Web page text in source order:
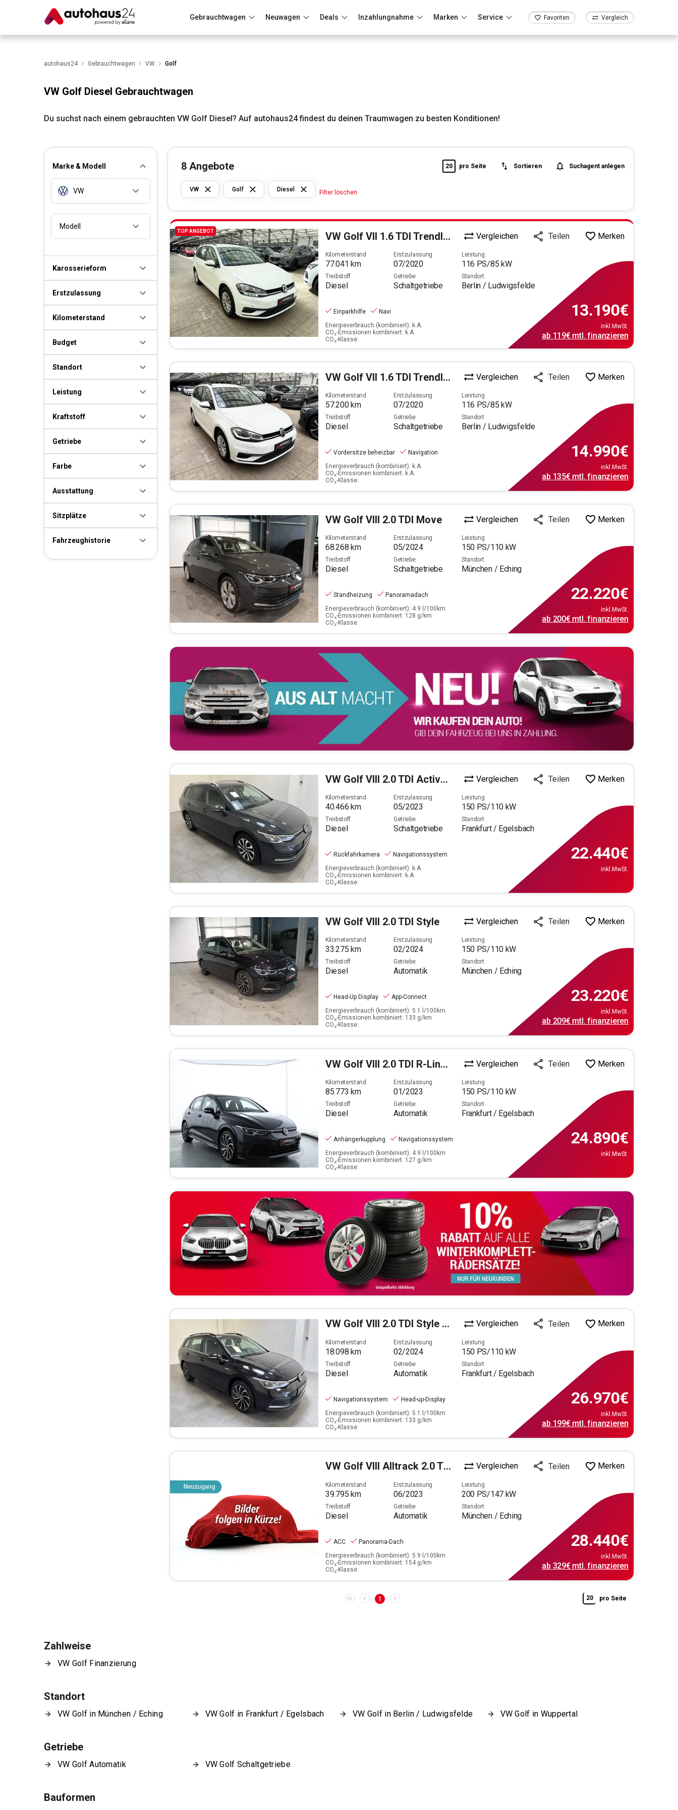
Gebrauchtwagen Neuwagen Deals Inzahlungnahme Marken Service Favoriten Vergleich
Wir bewerten dein AutoRund um die Inzahlungnahme
autohaus24 Gebrauchtwagen VW Golf
VW Golf Diesel Gebrauchtwagen
Du suchst nach einem gebrauchten VW Golf Diesel? Auf autohaus24 findest du deinen Traumwagen zu besten Konditionen!
Marke & Modell
VW
Modell
Karosserieform
Erstzulassung
Kilometerstand
Budget
Standort
Leistung
Kraftstoff
Getriebe
Farbe
Ausstattung
Sitzplätze
Fahrzeughistorie
8 Angebote
Diesel
Filter löschen
20 pro Seite Sortieren Suchagent anlegen
VW Golf Diesel Filter löschen
TOP ANGEBOT VW Golf VII 1.6 TDI Trendline (EURO 6d-TEMP) Vergleichen Teilen Merken
Kilometerstand
77.041 km
Erstzulassung
07/2020
Leistung
116 PS/85 kW
Treibstoff
Diesel
Getriebe
Schaltgetriebe
Standort
Berlin / Ludwigsfelde
Einparkhilfe
Navi
Energieverbrauch (kombiniert): k.A.
CO₂-Emissionen kombiniert: k.A.
CO₂-Klasse:
13.190€
inkl.MwSt.
ab 119€mtl. finanzieren
VW Golf VII 1.6 TDI Trendline (EURO 6d-TEMP) Vergleichen Teilen Merken
Kilometerstand
57.200km
Erstzulassung
07/2020
Leistung
116 PS/85 kW
Treibstoff
Diesel
Getriebe
Schaltgetriebe
Standort
Berlin / Ludwigsfelde
Vordersitze beheizbar
Navigation
Energieverbrauch (kombiniert): k.A.
CO₂-Emissionen kombiniert: k.A.
CO₂-Klasse:
14.990€
inkl.MwSt.
ab 135€mtl. finanzieren
VW Golf VIII 2.0 TDI Move Vergleichen Teilen Merken
Kilometerstand
68.268 km
Erstzulassung
05/2024
Leistung
150 PS/110 kW
Treibstoff
Diesel
Getriebe
Schaltgetriebe
Standort
München / Eching
Standheizung
Panoramadach
Energieverbrauch (kombiniert): 4.9 l/100km
CO₂-Emissionen kombiniert: 128 g/km
CO₂-Klasse:
22.220€
inkl.MwSt.
ab 200€mtl. finanzieren
VW Golf VIII 2.0 TDI Active (EURO 6d) Vergleichen Teilen Merken
Kilometerstand
40.466 km
Erstzulassung
05/2023
Leistung
150 PS/110 kW
Treibstoff
Diesel
Getriebe
Schaltgetriebe
Standort
Frankfurt / Egelsbach
Rückfahrkamera
Navigationssystem
Energieverbrauch (kombiniert): k.A.
CO₂-Emissionen kombiniert: k.A.
CO₂-Klasse:
22.440€
inkl.MwSt.
VW Golf VIII 2.0 TDI Style Vergleichen Teilen Merken
Kilometerstand
33.275 km
Erstzulassung
02/2024
Leistung
150 PS/110 kW
Treibstoff
Diesel
Getriebe
Automatik
Standort
München / Eching
Head-Up Display
App-Connect
Energieverbrauch (kombiniert): 5.1 l/100km
CO₂-Emissionen kombiniert: 133 g/km
CO₂-Klasse:
23.220€
inkl.MwSt.
ab 209€mtl. finanzieren
VW Golf VIII 2.0 TDI R-Line (EURO 6d) Vergleichen Teilen Merken
Kilometerstand
85.773 km
Erstzulassung
01/2023
Leistung
150 PS/110 kW
Treibstoff
Diesel
Getriebe
Automatik
Standort
Frankfurt / Egelsbach
Anhängerkupplung
Navigationssystem
Energieverbrauch (kombiniert): 4.9 l/100km
CO₂-Emissionen kombiniert: 127 g/km
CO₂-Klasse:
24.890€
inkl.MwSt.
VW Golf VIII 2.0 TDI Style (EURO 6d) Vergleichen Teilen Merken
Kilometerstand
18.098 km
Erstzulassung
02/2024
Leistung
150 PS/110 kW
Treibstoff
Diesel
Getriebe
Automatik
Standort
Frankfurt / Egelsbach
Navigationssystem
Head-up-Display
Energieverbrauch (kombiniert): 5.1 l/100km
CO₂-Emissionen kombiniert: 133 g/km
CO₂-Klasse:
26.970€
inkl.MwSt.
ab 199€mtl. finanzieren
VW Golf VIII Alltrack 2.0 TDI 4Motion Vergleichen Teilen Merken
Kilometerstand
39.795 km
Erstzulassung
06/2023
Leistung
200 PS/147 kW
Treibstoff
Diesel
Getriebe
Automatik
Standort
München / Eching
ACC
Panorama-Dach
Energieverbrauch (kombiniert): 5.9 l/100km
CO₂-Emissionen kombiniert: 154 g/km
CO₂-Klasse:
28.440€
inkl.MwSt.
ab 329€mtl. finanzieren
1 20 pro Seite
Zahlweise
VW Golf Finanzierung
Standort
VW Golf in München / Eching VW Golf in Frankfurt / Egelsbach VW Golf in Berlin / Ludwigsfelde VW Golf in Wuppertal
Getriebe
VW Golf Automatik VW Golf Schaltgetriebe
Bauformen